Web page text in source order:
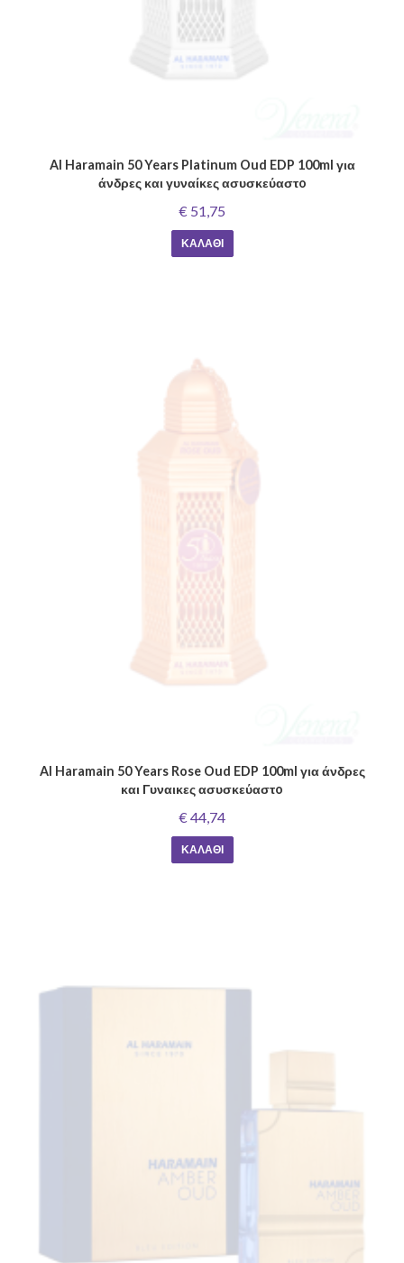
Al Haramain 50 Years Platinum Oud EDP 100ml για
άνδρες και γυναίκες ασυσκεύαστo
€ 51,75
ΚΑΛΆΘΙ
Al Haramain 50 Years Rose Oud EDP 100ml για άνδρες
και Γυναικες ασυσκεύαστo
€ 44,74
ΚΑΛΆΘΙ